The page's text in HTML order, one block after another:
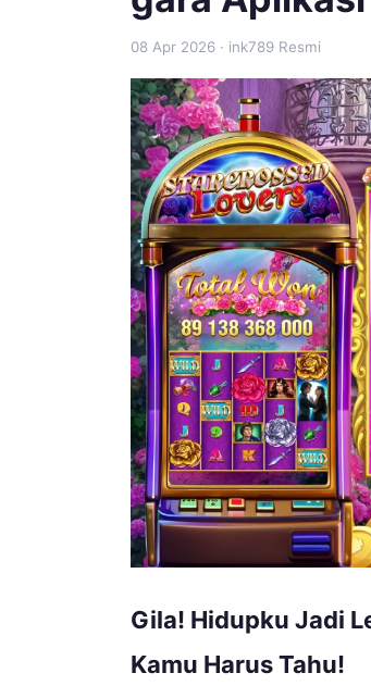
08 Apr 2026 · ink789 Resmi
Gila! Hidupku Jadi
Kamu Harus Tahu!